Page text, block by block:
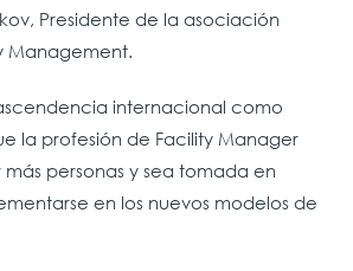
Presidente de la asociación
Management.
internacional como
la profesión de Facility Manager
personas y sea tomada en
en los nuevos modelos de